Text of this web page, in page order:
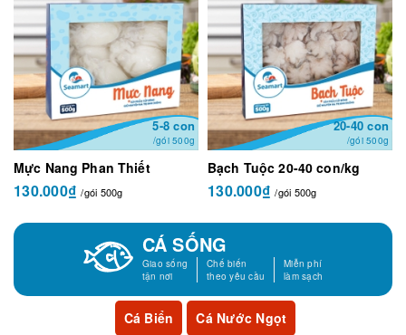
5-8 con
/gói 500g
Mực Nang Phan Thiết
130.000₫/gói 500g
20-40 con
/gói 500g
Bạch Tuộc 20-40 con/kg
130.000₫/gói 500g
CÁ SỐNG
Giao sống
tận nơi
Chế biến
theo yêu cầu
Miễn phí
làm sạch
Cá Biển Cá Nước Ngọt